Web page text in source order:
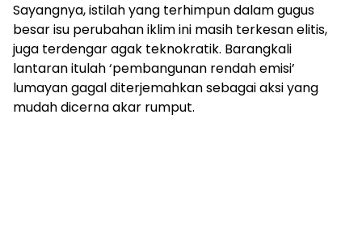
Sayangnya, istilah yang terhimpun dalam gugus
besar isu perubahan iklim ini masih terkesan elitis,
juga terdengar agak teknokratik. Barangkali
lantaran itulah ‘pembangunan rendah emisi’
lumayan gagal diterjemahkan sebagai aksi yang
mudah dicerna akar rumput.